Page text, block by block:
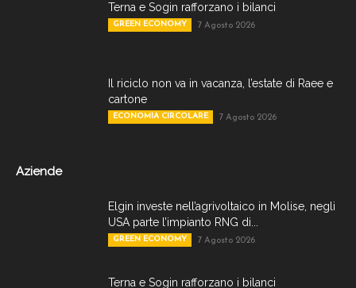
Terna e Sogin rafforzano i bilanci
GREEN ECONOMY 7 Agosto 2026
Il riciclo non va in vacanza, l’estate di Raee e
cartone
ECONOMIA CIRCOLARE 7 Agosto 2026
Aziende
Elgin investe nell’agrivoltaico in Molise, negli
USA parte l’impianto RNG di...
GREEN ECONOMY 7 Agosto 2026
Terna e Sogin rafforzano i bilanci